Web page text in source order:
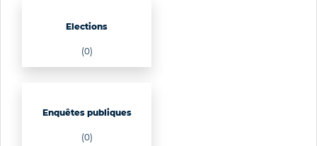
Elections
(0)
Enquêtes publiques
(0)